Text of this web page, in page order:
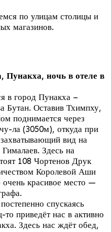
по улицам столицы и
магазинов.
Пунакха, ночь в отеле в
в город Пунакха –
Бутан. Оставив Тхимпху,
поднимается через
ла (3050м), откуда при
вид на
Здесь на
108 Чортенов Друк
Королевой Аши
красивое место —
спускаясь
приведёт нас в активно
Здесь нас ждёт обед,